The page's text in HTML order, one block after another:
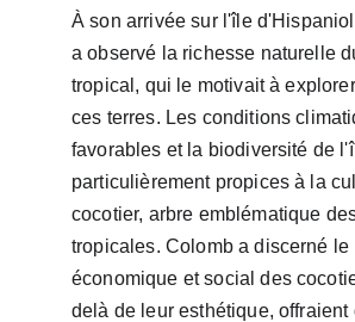
À son arrivée sur l'île
a observé la richesse naturelle
tropical, qui le motivait à
ces terres. Les conditions
favorables et la biodiversité de
particulièrement propices à la
cocotier, arbre emblématique
tropicales. Colomb a discerné le
économique et social des
delà de leur esthétique, offraient